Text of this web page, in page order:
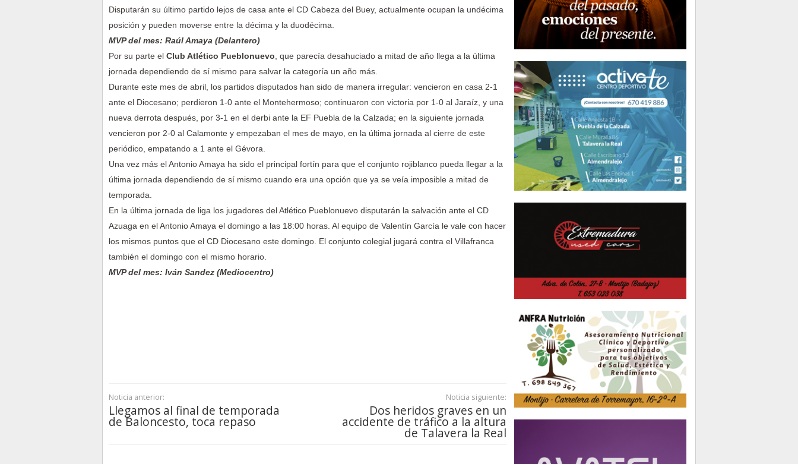
Disputarán su último partido lejos de casa ante el CD Cabeza del Buey, actualmente ocupan la undécima
posición y pueden moverse entre la décima y la duodécima.
MVP del mes: Raúl Amaya (Delantero)
Por su parte el Club Atlético Pueblonuevo, que parecía desahuciado a mitad de año llega a la última
jornada dependiendo de sí mismo para salvar la categoría un año más.
Durante este mes de abril, los partidos disputados han sido de manera irregular: vencieron en casa 2-1
ante el Diocesano; perdieron 1-0 ante el Montehermoso; continuaron con victoria por 1-0 al Jaraíz, y una
nueva derrota después, por 3-1 en el derbi ante la EF Puebla de la Calzada; en la siguiente jornada
vencieron por 2-0 al Calamonte y empezaban el mes de mayo, en la última jornada al cierre de este
periódico, empatando a 1 ante el Gévora.
Una vez más el Antonio Amaya ha sido el principal fortín para que el conjunto rojiblanco pueda llegar a la
última jornada dependiendo de sí mismo cuando era una opción que ya se veía imposible a mitad de
temporada.
En la última jornada de liga los jugadores del Atlético Pueblonuevo disputarán la salvación ante el CD
Azuaga en el Antonio Amaya el domingo a las 18:00 horas. Al equipo de Valentín García le vale con hacer
los mismos puntos que el CD Diocesano este domingo. El conjunto colegial jugará contra el Villafranca
también el domingo con el mismo horario.
MVP del mes: Iván Sandez (Mediocentro)
Noticia anterior:
Llegamos al final de temporada
de Baloncesto, toca repaso
Noticia siguiente:
Dos heridos graves en un
accidente de tráfico a la altura
de Talavera la Real